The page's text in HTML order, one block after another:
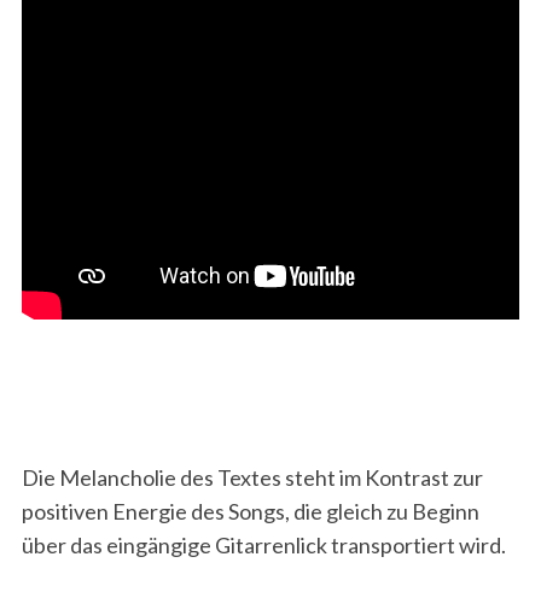
Die Melancholie des Textes steht im Kontrast zur
positiven Energie des Songs, die gleich zu Beginn
über das eingängige Gitarrenlick transportiert wird.